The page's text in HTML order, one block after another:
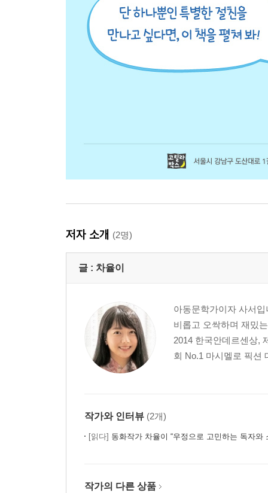
저자 소개 (2명)
글 : 차율이
아동문학가이자 사서
비롭고 오싹하며 재밌
2014 한국안데르센상,
회 No.1 마시멜로 픽션
작가와 인터뷰 (2개)
[읽다] 동화작가 차율이 “우정으로 고민하는 독자와
작가의 다른 상품